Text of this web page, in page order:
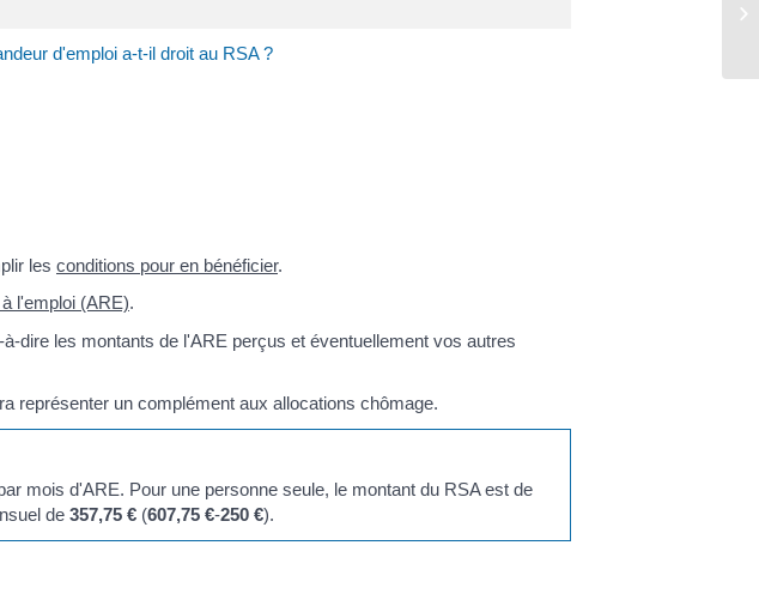
d'emploi a-t-il droit au RSA ?
les conditions pour en bénéficier.
l'emploi (ARE).
dire les montants de l'ARE perçus et éventuellement vos autres
représenter un complément aux allocations chômage.
mois d'ARE. Pour une personne seule, le montant du RSA est de
de357,75 € (607,75 €-250 €).